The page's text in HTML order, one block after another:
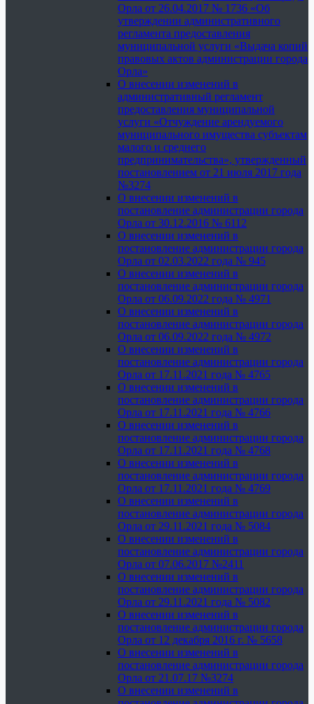
Орла от 26.04.2017 № 1736 «Об
утверждении административного
регламента предоставления
муниципальной услуги «Выдача копий
правовых актов администрации города
Орла»
О внесении изменений в
административный регламент
предоставления муниципальной
услуги «Отчуждение арендуемого
муниципального имущества субъектам
малого и среднего
предпринимательства», утвержденный
постановлением от 21 июля 2017 года
№3274
О внесении изменений в
постановление администрации города
Орла от 30.12.2016 № 6112
О внесении изменений в
постановление администрации города
Орла от 02.03.2022 года № 945
О внесении изменений в
постановление администрации города
Орла от 06.09.2022 года № 4971
О внесении изменений в
постановление администрации города
Орла от 06.09.2022 года № 4972
О внесении изменений в
постановление администрации города
Орла от 17.11.2021 года № 4765
О внесении изменений в
постановление администрации города
Орла от 17.11.2021 года № 4766
О внесении изменений в
постановление администрации города
Орла от 17.11.2021 года № 4768
О внесении изменений в
постановление администрации города
Орла от 17.11.2021 года № 4769
О внесении изменений в
постановление администрации города
Орла от 29.11.2021 года № 5084
О внесении изменений в
постановление администрации города
Орла от 07.06.2017 №2411
О внесении изменений в
постановление администрации города
Орла от 29.11.2021 года № 5082
О внесении изменений в
постановление администрации города
Орла от 12 декабря 2016 г. № 5658
О внесении изменений в
постановление администрации города
Орла от 21.07.17 №3274
О внесении изменений в